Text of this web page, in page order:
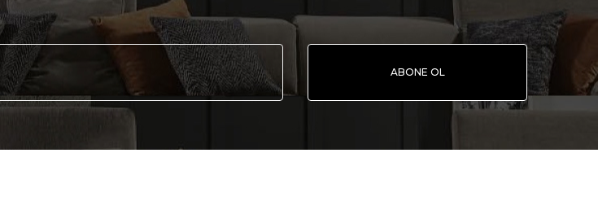
ABONE OL